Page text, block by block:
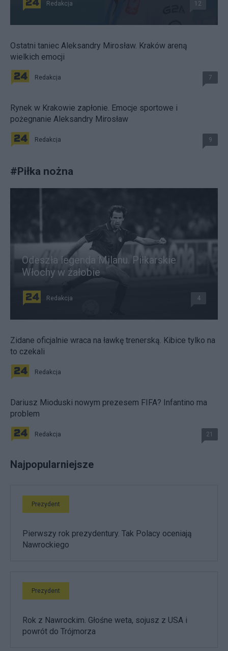
Redakcja 12
Ostatni taniec Aleksandry Mirosław. Kraków areną
wielkich emocji
Redakcja 7
Rynek w Krakowie zapłonie. Emocje sportowe i
pożegnanie Aleksandry Mirosław
Redakcja 9
#Piłka nożna
Odeszła legenda Milanu. Piłkarskie
Włochy w żałobie
Redakcja 4
Zidane oficjalnie wraca na ławkę trenerską. Kibice tylko na
to czekali
Redakcja
Dariusz Mioduski nowym prezesem FIFA? Infantino ma
problem
Redakcja 21
Najpopularniejsze
Prezydent
Pierwszy rok prezydentury. Tak Polacy oceniają
Nawrockiego
Prezydent
Rok z Nawrockim. Głośne weta, sojusz z USA i
powrót do Trójmorza